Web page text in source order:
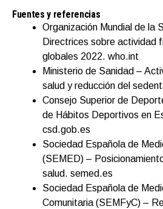
Fuentes y referencias
Organización Mundial de la
Directrices sobre actividad
globales 2022. who.int
Ministerio de Sanidad –
salud y reducción del
Consejo Superior de
de Hábitos Deportivos en
csd.gob.es
Sociedad Española de
(SEMED) –
salud. semed.es
Sociedad Española de
Comunitaria (SEMFyC) –